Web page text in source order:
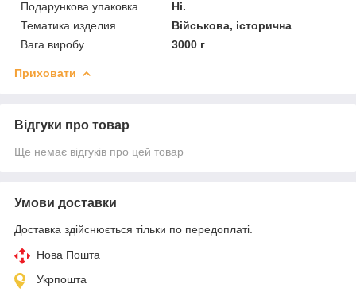
Подарункова упаковка
Ні.
Тематика изделия
Військова, історична
Вага виробу
3000 г
Приховати
Відгуки про товар
Ще немає відгуків про цей товар
Умови доставки
Доставка здійснюється тільки по передоплаті.
Нова Пошта
Укрпошта